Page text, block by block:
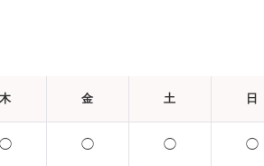
木 金 土 日
◯ ◯ ◯ ◯